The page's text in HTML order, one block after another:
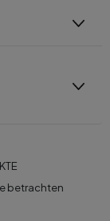
betrachten